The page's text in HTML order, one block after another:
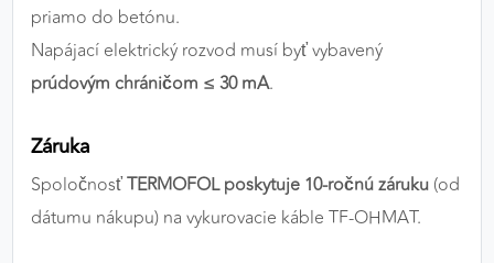
priamo do betónu.
Napájací elektrický rozvod musí byť vybavený
prúdovým chráničom ≤ 30 mA.
Záruka
SpoločnosťTERMOFOL poskytuje 10-ročnú záruku (od
dátumu nákupu) na vykurovacie káble TF-OHMAT.